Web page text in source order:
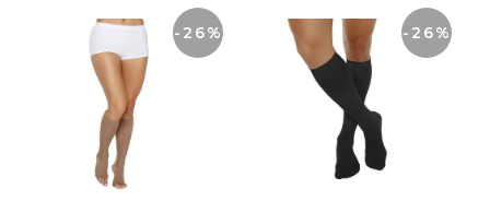
-26% -26%